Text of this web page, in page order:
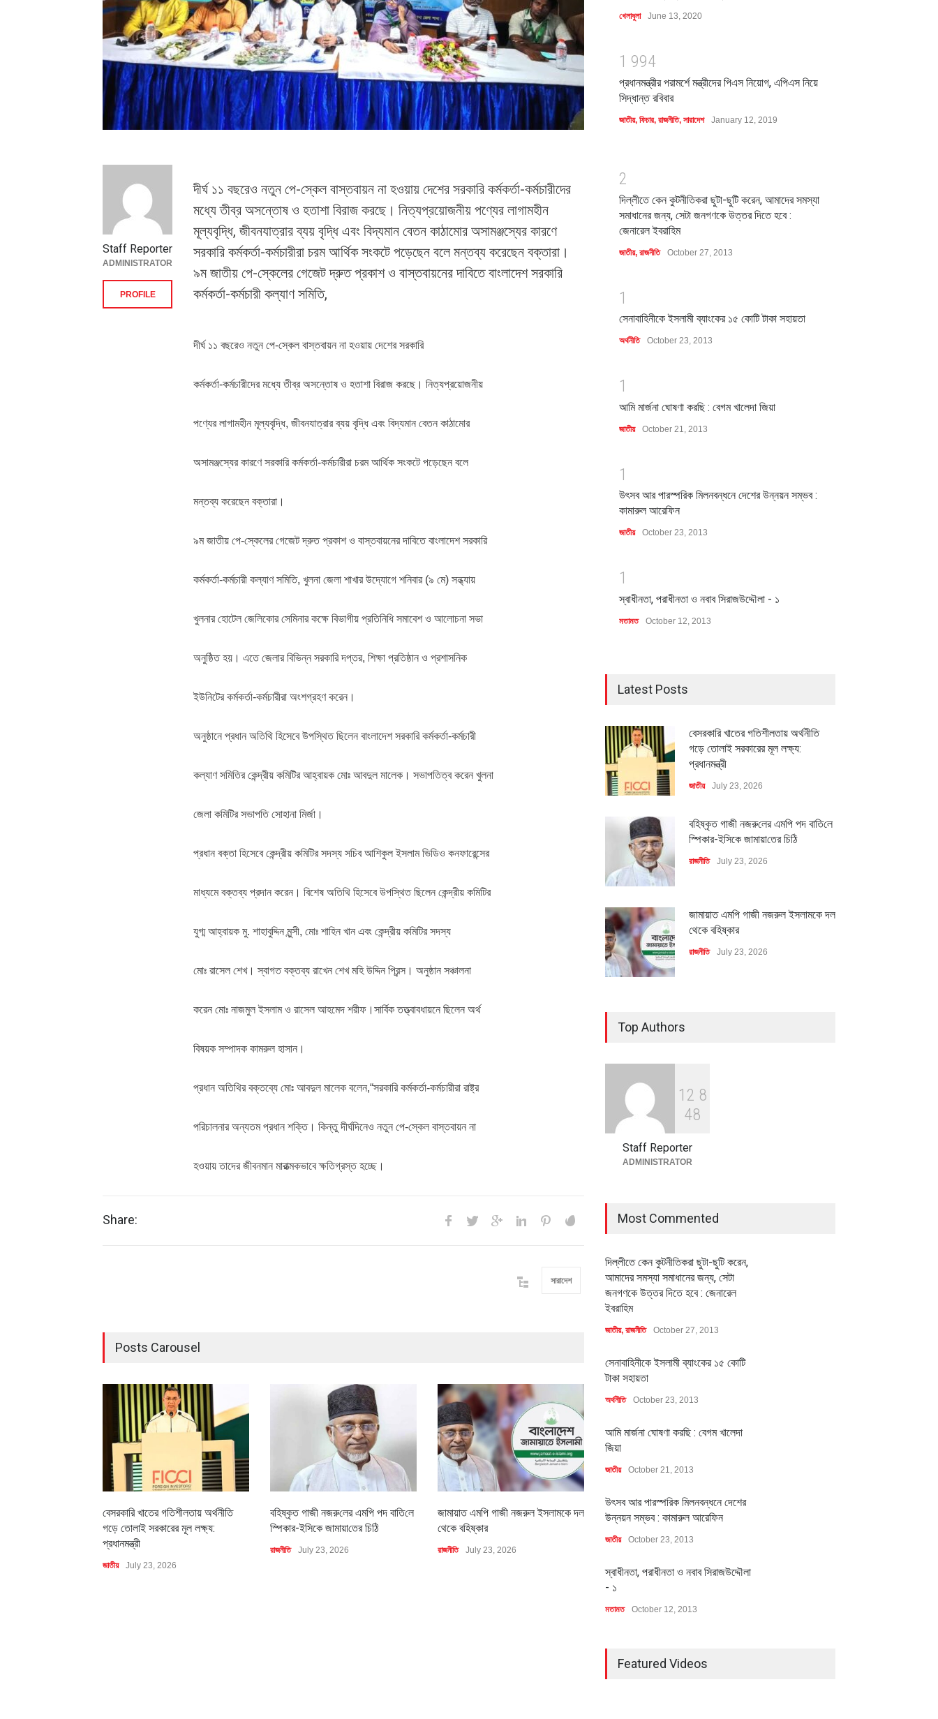
দীর্ঘ ১১ বছরেও নতুন পে-স্কেল বাস্তবায়ন না হওয়ায় দেশের সরকারি কর্মকর্তা-কর্মচারীদের
মধ্যে তীব্র অসন্তোষ ও হতাশা বিরাজ করছে। নিত্যপ্রয়োজনীয় পণ্যের লাগামহীন
মূল্যবৃদ্ধি, জীবনযাত্রার ব্যয় বৃদ্ধি এবং বিদ্যমান বেতন কাঠামোর অসামঞ্জস্যের কারণে
সরকারি কর্মকর্তা-কর্মচারীরা চরম আর্থিক সংকটে পড়েছেন বলে মন্তব্য করেছেন বক্তারা।
৯ম জাতীয় পে-স্কেলের গেজেট দ্রুত প্রকাশ ও বাস্তবায়নের দাবিতে বাংলাদেশ সরকারি
কর্মকর্তা-কর্মচারী কল্যাণ সমিতি,
দীর্ঘ ১১ বছরেও নতুন পে-স্কেল বাস্তবায়ন না হওয়ায় দেশের সরকারি
কর্মকর্তা-কর্মচারীদের মধ্যে তীব্র অসন্তোষ ও হতাশা বিরাজ করছে। নিত্যপ্রয়োজনীয়
পণ্যের লাগামহীন মূল্যবৃদ্ধি, জীবনযাত্রার ব্যয় বৃদ্ধি এবং বিদ্যমান বেতন কাঠামোর
অসামঞ্জস্যের কারণে সরকারি কর্মকর্তা-কর্মচারীরা চরম আর্থিক সংকটে পড়েছেন বলে
মন্তব্য করেছেন বক্তারা।
৯ম জাতীয় পে-স্কেলের গেজেট দ্রুত প্রকাশ ও বাস্তবায়নের দাবিতে বাংলাদেশ সরকারি
কর্মকর্তা-কর্মচারী কল্যাণ সমিতি, খুলনা জেলা শাখার উদ্যোগে শনিবার (৯ মে) সন্ধ্যায়
খুলনার হোটেল জেলিকোর সেমিনার কক্ষে বিভাগীয় প্রতিনিধি সমাবেশ ও আলোচনা সভা
অনুষ্ঠিত হয়। এতে জেলার বিভিন্ন সরকারি দপ্তর, শিক্ষা প্রতিষ্ঠান ও প্রশাসনিক
ইউনিটের কর্মকর্তা-কর্মচারীরা অংশগ্রহণ করেন।
অনুষ্ঠানে প্রধান অতিথি হিসেবে উপস্থিত ছিলেন বাংলাদেশ সরকারি কর্মকর্তা-কর্মচারী
কল্যাণ সমিতির কেন্দ্রীয় কমিটির আহ্বায়ক মোঃ আবদুল মালেক। সভাপতিত্ব করেন খুলনা
জেলা কমিটির সভাপতি সোহানা মির্জা।
প্রধান বক্তা হিসেবে কেন্দ্রীয় কমিটির সদস্য সচিব আশিকুল ইসলাম ভিডিও কনফারেন্সের
মাধ্যমে বক্তব্য প্রদান করেন। বিশেষ অতিথি হিসেবে উপস্থিত ছিলেন কেন্দ্রীয় কমিটির
যুগ্ম আহ্বায়ক মু. শাহাবুদ্দিন মুন্সী, মোঃ শাহিন খান এবং কেন্দ্রীয় কমিটির সদস্য
মোঃ রাসেল শেখ। স্বাগত বক্তব্য রাখেন শেখ মহি উদ্দিন প্রিন্স। অনুষ্ঠান সঞ্চালনা
করেন মোঃ নাজমুল ইসলাম ও রাসেল আহমেদ শরীফ।সার্বিক তত্ত্বাবধায়নে ছিলেন অর্থ
বিষয়ক সম্পাদক কামরুল হাসান।
প্রধান অতিথির বক্তব্যে মোঃ আবদুল মালেক বলেন,“সরকারি কর্মকর্তা-কর্মচারীরা রাষ্ট্র
পরিচালনার অন্যতম প্রধান শক্তি। কিন্তু দীর্ঘদিনেও নতুন পে-স্কেল বাস্তবায়ন না
হওয়ায় তাদের জীবনমান মারাত্মকভাবে ক্ষতিগ্রস্ত হচ্ছে।
Staff Reporter
ADMINISTRATOR
PROFILE
Share:
সারাদেশ
Posts Carousel
বেসরকারি খাতের গতিশীলতায় অর্থনীতি
গড়ে তোলাই সরকারের মূল লক্ষ্য:
প্রধানমন্ত্রী
জাতীয় July 23, 2026
বহিষ্কৃত গাজী নজরু‌লের এম‌পি পদ বা‌তি‌লে
স্পিকার-ইসিকে জামায়া‌তের চি‌ঠি
রাজনীতি July 23, 2026
জামায়াত এমপি গাজী নজরুল ইসলামকে দল
থেকে বহিষ্কার
রাজনীতি July 23, 2026
৪০০ মিলিয়ন ডলারের বিদেশি বিনিয়োগ
বাস্তবায়নের পথে
খেলাধুলা June 13, 2020
1 994
প্রধানমন্ত্রীর পরামর্শে মন্ত্রীদের পিএস নিয়োগ, এপিএস নিয়ে
সিদ্ধান্ত রবিবার
জাতীয়, ফিচার, রাজনীতি, সারাদেশ January 12, 2019
2
দিল্লীতে কেন কুটনীতিকরা ছুটা-ছুটি করেন, আমাদের সমস্যা
সমাধানের জন্য, সেটা জনগণকে উত্তর দিতে হবে :
জেনারেল ইবরাহিম
জাতীয়, রাজনীতি October 27, 2013
1
সেনাবাহিনীকে ইসলামী ব্যাংকের ১৫ কোটি টাকা সহায়তা
অর্থনীতি October 23, 2013
1
আমি মার্জনা ঘোষণা করছি : বেগম খালেদা জিয়া
জাতীয় October 21, 2013
1
উৎসব আর পারস্পরিক মিলনবন্ধনে দেশের উন্নয়ন সম্ভব :
কামারুল আরেফিন
জাতীয় October 23, 2013
1
স্বাধীনতা, পরাধীনতা ও নবাব সিরাজউদ্দৌলা - ১
মতামত October 12, 2013
Latest Posts
বেসরকারি খাতের গতিশীলতায় অর্থনীতি
গড়ে তোলাই সরকারের মূল লক্ষ্য:
প্রধানমন্ত্রী
জাতীয় July 23, 2026
বহিষ্কৃত গাজী নজরু‌লের এম‌পি পদ বা‌তি‌লে
স্পিকার-ইসিকে জামায়া‌তের চি‌ঠি
রাজনীতি July 23, 2026
জামায়াত এমপি গাজী নজরুল ইসলামকে দল
থেকে বহিষ্কার
রাজনীতি July 23, 2026
বৈশ্বিক প্রতিযোগিতা সক্ষমতা বাড়াতে
পোশাক শিল্পে নতুন উদ্যোগ
Top Authors
1 2 8
48
Staff Reporter
ADMINISTRATOR
Most Commented
দিল্লীতে কেন কুটনীতিকরা ছুটা-ছুটি করেন,
আমাদের সমস্যা সমাধানের জন্য, সেটা
জনগণকে উত্তর দিতে হবে : জেনারেল
ইবরাহিম
জাতীয়, রাজনীতি October 27, 2013
সেনাবাহিনীকে ইসলামী ব্যাংকের ১৫ কোটি
টাকা সহায়তা
অর্থনীতি October 23, 2013
আমি মার্জনা ঘোষণা করছি : বেগম খালেদা
জিয়া
জাতীয় October 21, 2013
উৎসব আর পারস্পরিক মিলনবন্ধনে দেশের
উন্নয়ন সম্ভব : কামারুল আরেফিন
জাতীয় October 23, 2013
স্বাধীনতা, পরাধীনতা ও নবাব সিরাজউদ্দৌলা
- ১
মতামত October 12, 2013
Featured Videos